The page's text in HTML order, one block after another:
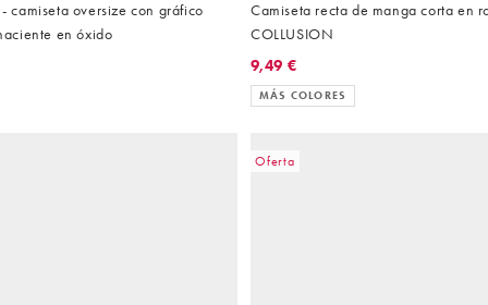
camiseta oversize con gráfico
en óxido
Camiseta recta de manga corta en
COLLUSION
9,49 €
MÁS COLORES
Oferta